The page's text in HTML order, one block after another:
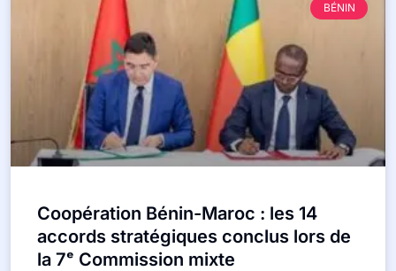
BÉNIN
Coopération Bénin-Maroc : les 14
accords stratégiques conclus lors de
la 7ᵉ Commission mixte